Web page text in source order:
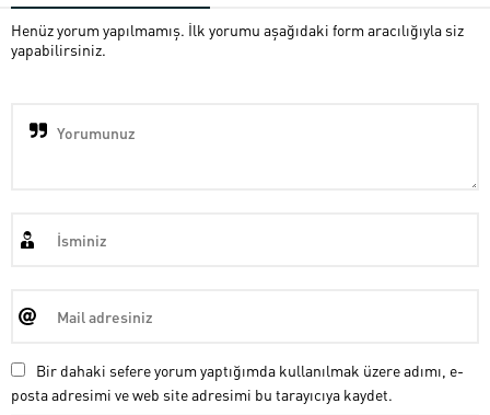
Henüz yorum yapılmamış. İlk yorumu aşağıdaki form aracılığıyla siz
yapabilirsiniz.
Bir dahaki sefere yorum yaptığımda kullanılmak üzere adımı, e-
posta adresimi ve web site adresimi bu tarayıcıya kaydet.